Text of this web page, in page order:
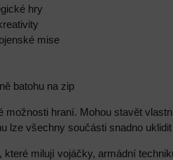
hry
mise
batohu na zip
možnosti hraní. Mohou stavět
lze všechny součásti snadno
které milují vojáčky, armádní